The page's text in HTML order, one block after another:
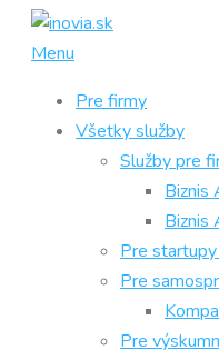
Prejsť
Menu
Pre firmy
Všetky služby
Služby pre
Biznis
Biznis
Pre
Pre
Pre